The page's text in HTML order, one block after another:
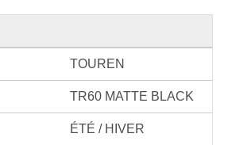
TOUREN
TR60 MATTE BLACK
ÉTÉ / HIVER